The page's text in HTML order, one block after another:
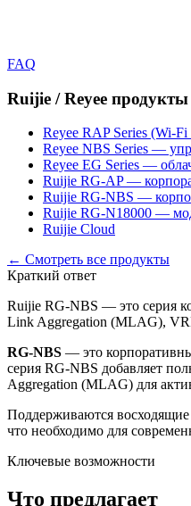
FAQ
Ruijie / Reyee продукты
Reyee RAP Series (Wi-Fi
Reyee NBS Series —
Reyee EG Series —
Ruijie RG-AP —
Ruijie RG-NBS —
Ruijie RG-N18000 —
Ruijie Cloud
← Смотреть все продукты
Краткий ответ
Ruijie RG-NBS — это серия
Link Aggregation (MLAG),
RG-NBS — это
серия RG-NBS добавляет
Aggregation (MLAG) для
Поддерживаются восходящие
что необходимо для
Ключевые возможности
Что предлагает